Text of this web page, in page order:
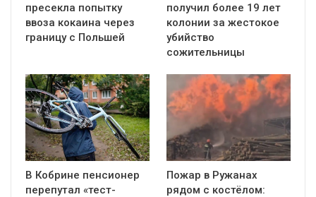
пресекла попытку
ввоза кокаина через
границу с Польшей
получил более 19 лет
колонии за жестокое
убийство
сожительницы
В Кобрине пенсионер
перепутал «тест-
Пожар в Ружанах
рядом с костёлом: